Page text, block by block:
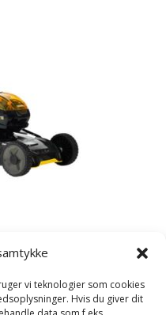
vi teknologier som cookies
Hvis du giver dit